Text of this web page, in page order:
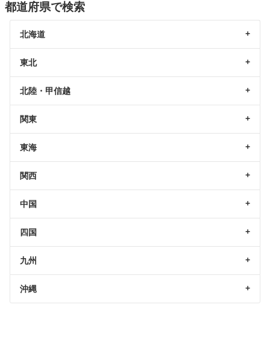
都道府県で検索
北海道
東北
北陸・甲信越
関東
東海
関西
中国
四国
九州
沖縄